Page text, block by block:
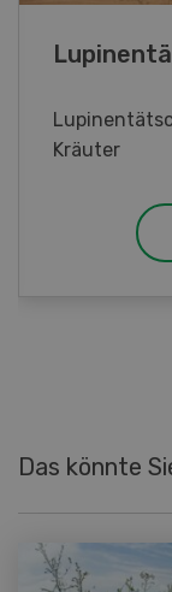
Das könnte